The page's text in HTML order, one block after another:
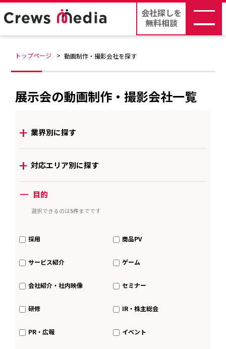
会社探しを
無料相談
トップページ 動画制作・撮影会社を探す
展示会の動画制作・撮影会社一覧
+ 業界別に探す
+ 対応エリア別に探す
ー 目的
選択できるのは5件までです
採用 商品PV
サービス紹介 ゲーム
会社紹介・社内映像 セミナー
研修 IR・株主総会
PR・広報 イベント